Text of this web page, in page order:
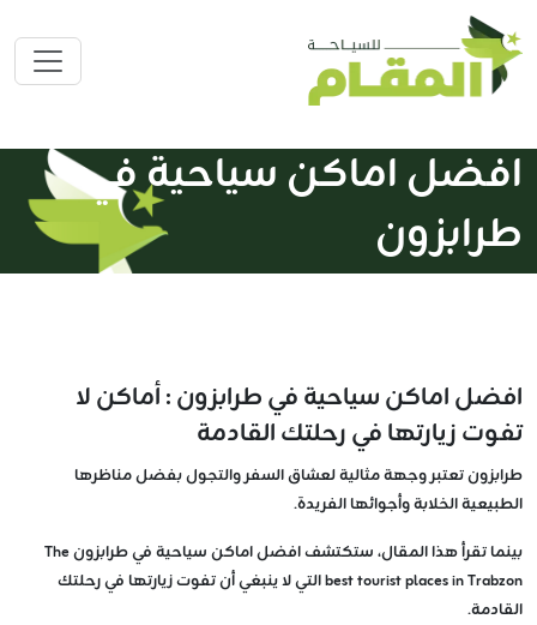
افضل اماكن سياحية في
طرابزون
افضل اماكن سياحية في طرابزون : أماكن لا
تفوت زيارتها في رحلتك القادمة
طرابزون تعتبر وجهة مثالية لعشاق السفر والتجول بفضل مناظرها
الطبيعية الخلابة وأجوائها الفريدة.
بينما تقرأ هذا المقال، ستكتشف افضل اماكن سياحية في طرابزون The
best tourist places in Trabzon التي لا ينبغي أن تفوت زيارتها في رحلتك
القادمة.